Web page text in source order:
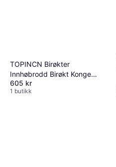
TOPINCN Birøkter
Innhøbrodd Birøkt Konge
Boks
605 kr
1 butikk